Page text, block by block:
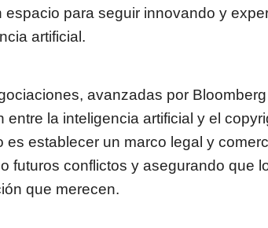
espacio para seguir innovando y
artificial.
avanzadas por
entre la inteligencia artificial y el
es establecer un marco legal y
futuros conflictos y asegurando que
que merecen.